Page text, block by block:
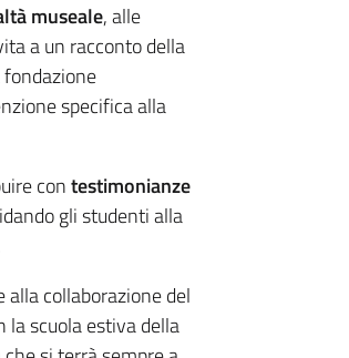
museale, alle
a un racconto della
fondazione
specifica alla
contestimonianze
gli studenti alla
alla collaborazione del
la scuola estiva della